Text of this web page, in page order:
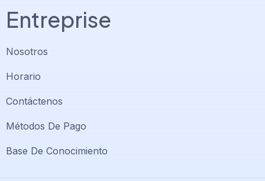
Entreprise
Nosotros
Horario
Contáctenos
Métodos De Pago
Base De Conocimiento